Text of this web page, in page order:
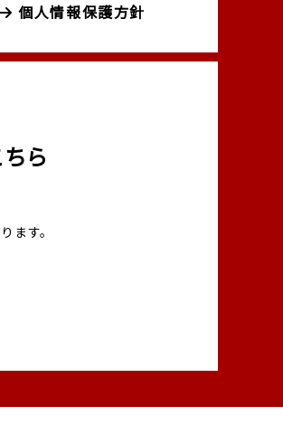
個人情報保護方針
ら
ます。